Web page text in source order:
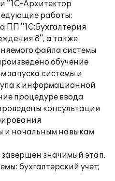
"1С-Архитектор
работы:
ПП "1С:Бухгалтерия
8", а также
файла системы
обучение
запуска системы и
к информационной
процедуре ввода
консультации
и начальным навыкам
значимый этап.
бухгалтерский учет;